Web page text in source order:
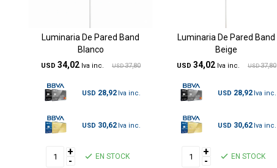
Luminaria De Pared Band
Blanco
USD 34,02 USD 37,80
USD 28,92
USD 30,62
+
- EN STOCK
Luminaria De Pared Band
Beige
USD 34,02 USD 37,80
USD 28,92
USD 30,62
+
- EN STOCK